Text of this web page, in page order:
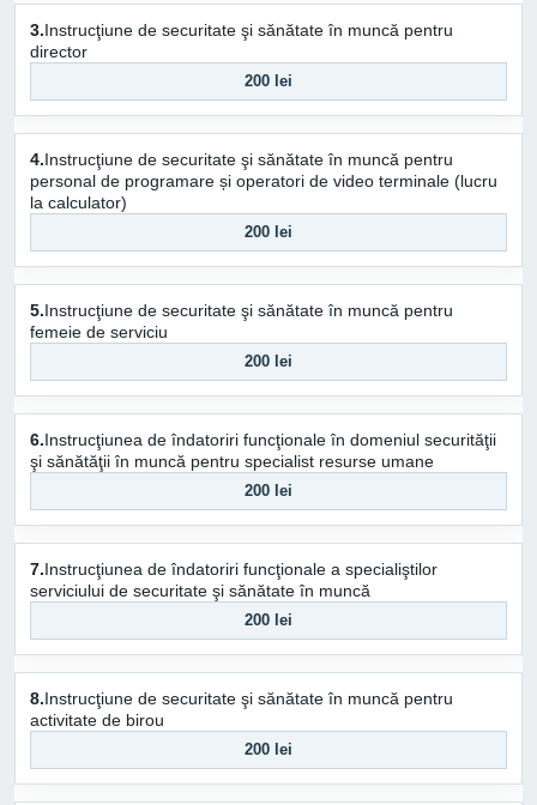
3.Instrucţiune de securitate şi sănătate în muncă pentru
director
200 lei
4.Instrucţiune de securitate şi sănătate în muncă pentru
personal de programare și operatori de video terminale (lucru
la calculator)
200 lei
5.Instrucţiune de securitate şi sănătate în muncă pentru
femeie de serviciu
200 lei
6.Instrucţiunea de îndatoriri funcţionale în domeniul securităţii
şi sănătăţii în muncă pentru specialist resurse umane
200 lei
7.Instrucţiunea de îndatoriri funcţionale a specialiştilor
serviciului de securitate şi sănătate în muncă
200 lei
8.Instrucţiune de securitate şi sănătate în muncă pentru
activitate de birou
200 lei